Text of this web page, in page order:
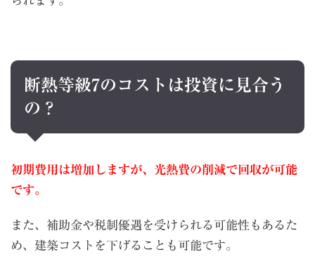
断熱等級7のコストは投資に見合う
の？
初期費用は増加しますが、光熱費の削減で回収が可能
です。
また、補助金や税制優遇を受けられる可能性もあるた
め、建築コストを下げることも可能です。